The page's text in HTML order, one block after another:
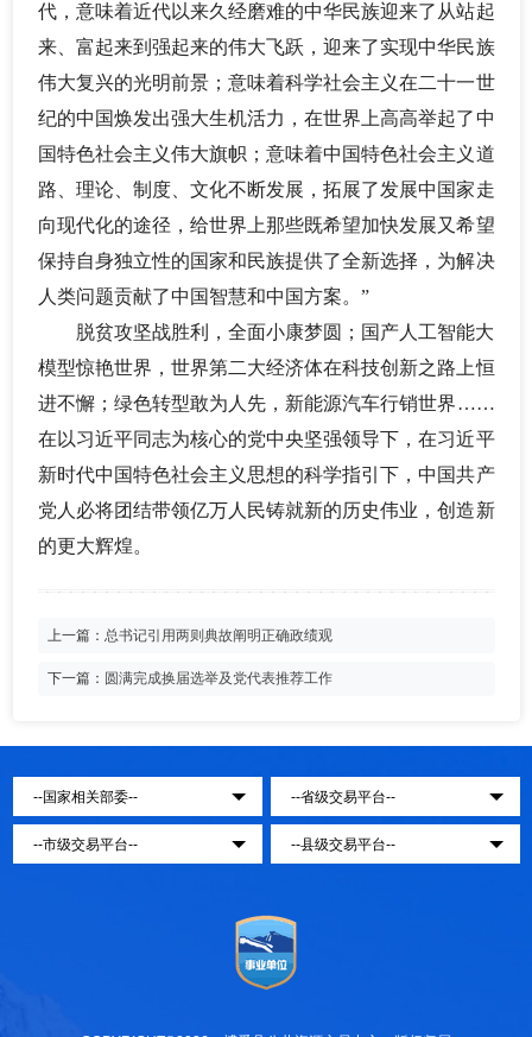
代，意味着近代以来久经磨难的中华民族迎来了从站起
来、富起来到强起来的伟大飞跃，迎来了实现中华民族
伟大复兴的光明前景；意味着科学社会主义在二十一世
纪的中国焕发出强大生机活力，在世界上高高举起了中
国特色社会主义伟大旗帜；意味着中国特色社会主义道
路、理论、制度、文化不断发展，拓展了发展中国家走
向现代化的途径，给世界上那些既希望加快发展又希望
保持自身独立性的国家和民族提供了全新选择，为解决
人类问题贡献了中国智慧和中国方案。”
脱贫攻坚战胜利，全面小康梦圆；国产人工智能大
模型惊艳世界，世界第二大经济体在科技创新之路上恒
进不懈；绿色转型敢为人先，新能源汽车行销世界……
在以习近平同志为核心的党中央坚强领导下，在习近平
新时代中国特色社会主义思想的科学指引下，中国共产
党人必将团结带领亿万人民铸就新的历史伟业，创造新
的更大辉煌。
上一篇： 总书记引用两则典故阐明正确政绩观
下一篇： 圆满完成换届选举及党代表推荐工作